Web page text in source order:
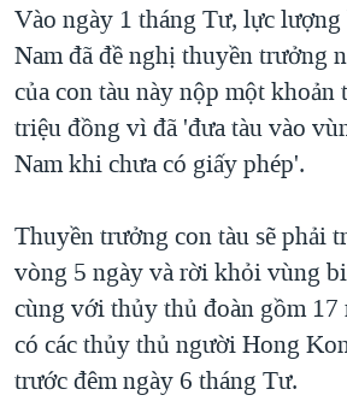
Vào ngày 1 tháng Tư, lực
Nam đã đề nghị thuyền trưởng
của con tàu này nộp một khoản
triệu đồng vì đã 'đưa tàu vào
Nam khi chưa có giấy phép'.
Thuyền trưởng con tàu sẽ phải
vòng 5 ngày và rời khỏi vùng
cùng với thủy thủ đoàn gồm
có các thủy thủ người Hong
trước đêm ngày 6 tháng Tư.